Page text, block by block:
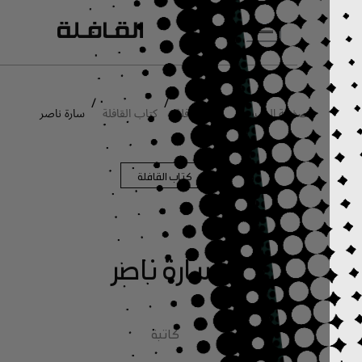
انتقل إلى المحتوى الرئيسي
الصفحة الرئيسية / عن القافلة كتاب القافلة / سارة ناصر
كتاب القافلة
سارة ناصر
كاتبة